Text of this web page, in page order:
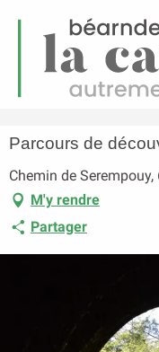
Menu
Parcours de
Parcours de
Chemin de
M'y rendre
Partager